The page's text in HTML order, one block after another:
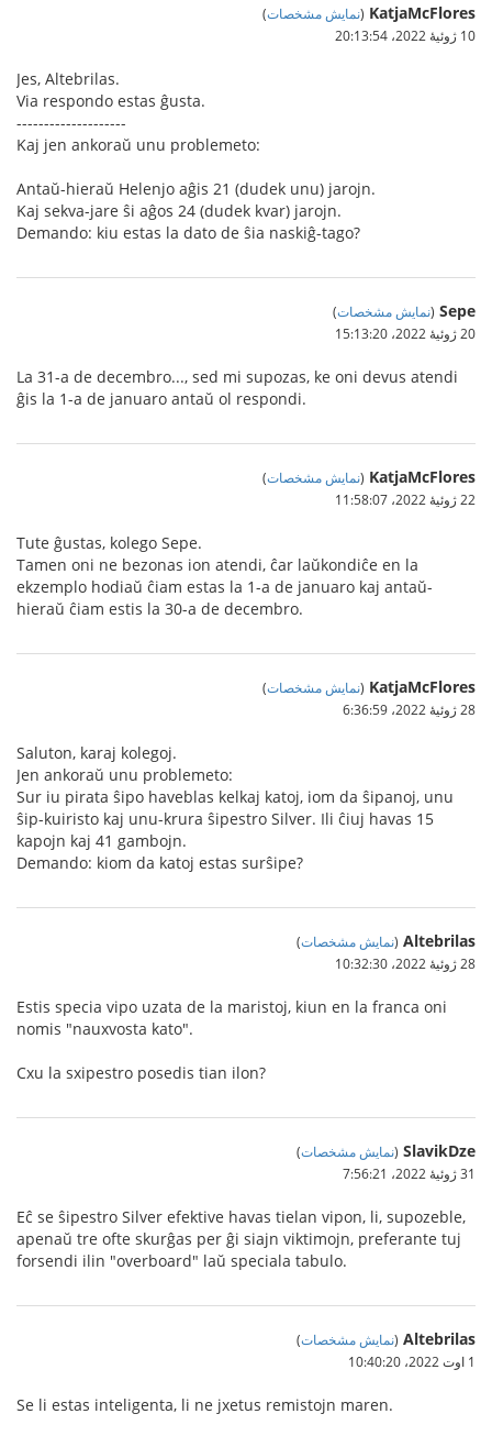
KatjaMcFlores
(نمایش مشخصات)
10 ژوئیهٔ 2022،‏ 20:13:54
Jes, Altebrilas.
Via respondo estas ĝusta.
--------------------
Kaj jen ankoraŭ unu problemeto:
Antaŭ-hieraŭ Helenjo aĝis 21 (dudek unu) jarojn.
Kaj sekva-jare ŝi aĝos 24 (dudek kvar) jarojn.
Demando: kiu estas la dato de ŝia naskiĝ-tago?
Sepe
(نمایش مشخصات)
20 ژوئیهٔ 2022،‏ 15:13:20
La 31-a de decembro..., sed mi supozas, ke oni devus atendi
ĝis la 1-a de januaro antaŭ ol respondi.
KatjaMcFlores
(نمایش مشخصات)
22 ژوئیهٔ 2022،‏ 11:58:07
Tute ĝustas, kolego Sepe.
Tamen oni ne bezonas ion atendi, ĉar laŭkondiĉe en la
ekzemplo hodiaŭ ĉiam estas la 1-a de januaro kaj antaŭ-
hieraŭ ĉiam estis la 30-a de decembro.
KatjaMcFlores
(نمایش مشخصات)
28 ژوئیهٔ 2022،‏ 6:36:59
Saluton, karaj kolegoj.
Jen ankoraŭ unu problemeto:
Sur iu pirata ŝipo haveblas kelkaj katoj, iom da ŝipanoj, unu
ŝip-kuiristo kaj unu-krura ŝipestro Silver. Ili ĉiuj havas 15
kapojn kaj 41 gambojn.
Demando: kiom da katoj estas surŝipe?
Altebrilas
(نمایش مشخصات)
28 ژوئیهٔ 2022،‏ 10:32:30
Estis specia vipo uzata de la maristoj, kiun en la franca oni
nomis "nauxvosta kato".
Cxu la sxipestro posedis tian ilon?
SlavikDze
(نمایش مشخصات)
31 ژوئیهٔ 2022،‏ 7:56:21
Eĉ se ŝipestro Silver efektive havas tielan vipon, li, supozeble,
apenaŭ tre ofte skurĝas per ĝi siajn viktimojn, preferante tuj
forsendi ilin "overboard" laŭ speciala tabulo.
Altebrilas
(نمایش مشخصات)
1 اوت 2022،‏ 10:40:20
Se li estas inteligenta, li ne jxetus remistojn maren.